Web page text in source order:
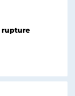
rupture